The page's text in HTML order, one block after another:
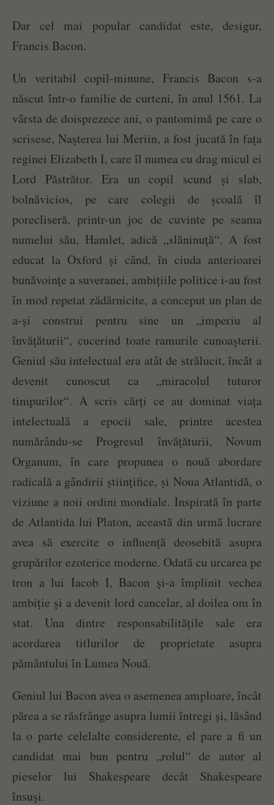
Dar cel mai popular candidat este, desigur,
Francis Bacon.
Un veritabil copil-minune, Francis Bacon s-a
născut într-o familie de curteni, în anul 1561. La
vârsta de doisprezece ani, o pantomimă pe care o
scrisese, Nașterea lui Meriin, a fost jucată în fața
reginei Elizabeth I, care îl numea cu drag micul ei
Lord Păstrător. Era un copil scund și slab,
bolnăvicios, pe care colegii de școală îl
porecliseră, printr-un joc de cuvinte pe seama
numelui său, Hamlet, adică „slăninuță“. A fost
educat la Oxford și când, în ciuda anterioarei
bunăvoințe a suveranei, ambițiile politice i-au fost
în mod repetat zădărnicite, a conceput un plan de
a-și construi pentru sine un „imperiu al
învățăturii“, cucerind toate ramurile cunoașterii.
Geniul său intelectual era atât de strălucit, încât a
devenit cunoscut ca „miracolul tuturor
timpurilor“. A scris cărți ce au dominat viața
intelectuală a epocii sale, printre acestea
numărându-se Progresul învățăturii, Novum
Organum, în care propunea o nouă abordare
radicală a gândirii științifice, și Noua Atlantidă, o
viziune a noii ordini mondiale. Inspirată în parte
de Atlantida lui Platon, această din urmă lucrare
avea să exercite o influență deosebită asupra
grupărilor ezoterice moderne. Odată cu urcarea pe
tron a lui Iacob I, Bacon și-a împlinit vechea
ambiție și a devenit lord cancelar, al doilea om în
stat. Una dintre responsabilitățile sale era
acordarea titlurilor de proprietate asupra
pământului în Lumea Nouă.
Geniul lui Bacon avea o asemenea amploare, încât
părea a se răsfrânge asupra lumii întregi și, lăsând
la o parte celelalte considerente, el pare a fi un
candidat mai bun pentru „rolul“ de autor al
pieselor lui Shakespeare decât Shakespeare
însuși.